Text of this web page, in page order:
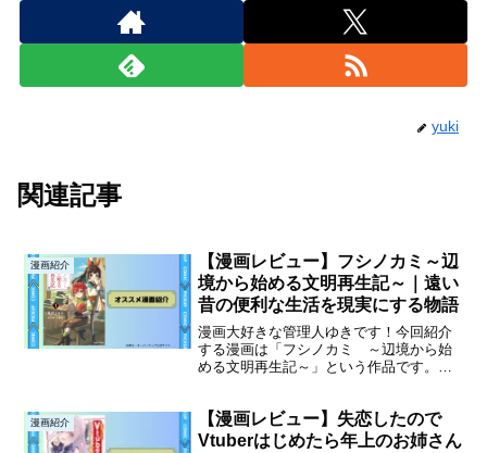
yuki
関連記事
漫画紹介
【漫画レビュー】フシノカミ～辺
境から始める文明再生記～｜遠い
昔の便利な生活を現実にする物語
漫画大好きな管理人ゆきです！今回紹介
する漫画は「フシノカミ ～辺境から始
める文明再生記～」という作品です。こ
め、本から様々なことを再現していく物
語です！作品の魅力を伝える...
漫画紹介
【漫画レビュー】失恋したので
Vtuberはじめたら年上のお姉さん